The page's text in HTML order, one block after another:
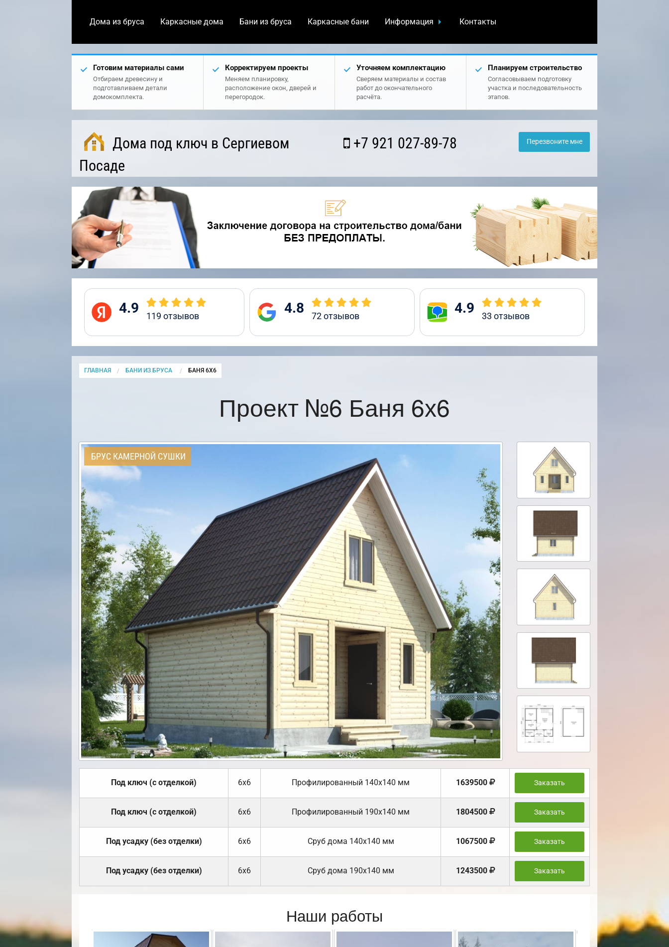
Дома из бруса Каркасные дома Бани из бруса Каркасные бани Информация Контакты
Готовим материалы сами
Отбираем древесину и
подготавливаем детали
домокомплекта.
Корректируем проекты
Меняем планировку,
расположение окон, дверей и
перегородок.
Уточняем комплектацию
Сверяем материалы и состав
работ до окончательного
расчёта.
Планируем строительство
Согласовываем подготовку
участка и последовательность
этапов.
Дома под ключ в Сергиевом
Посаде
+7 921 027-89-78 Перезвоните мне
4.9 119 отзывов 4.8 72отзывов 4.9 33 отзывов
ГЛАВНАЯ БАНИ ИЗ БРУСА CURRENT:
БАНЯ 6Х6
Проект №6 Баня 6х6
БРУС КАМЕРНОЙ СУШКИ
Под ключ (с отделкой) 6х6 Профилированный 140х140 мм 1639500 Заказать
Под ключ (с отделкой) 6х6 Профилированный 190х140 мм 1804500 Заказать
Под усадку (без отделки) 6х6 Cруб дома 140х140 мм 1067500 Заказать
Под усадку (без отделки) 6х6 Cруб дома 190х140 мм 1243500 Заказать
Наши работы